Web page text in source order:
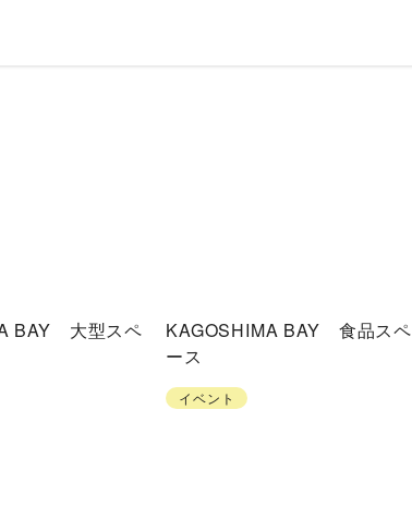
BAY 大型スペ
KAGOSHIMA BAY 食品スペ
ース
イベント